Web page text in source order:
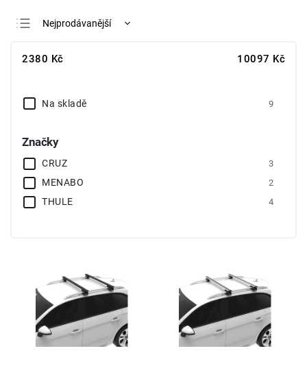
Nejprodávanější
2380 Kč 10097 Kč
Na skladě 9
Značky
CRUZ 3
MENABO 2
THULE 4